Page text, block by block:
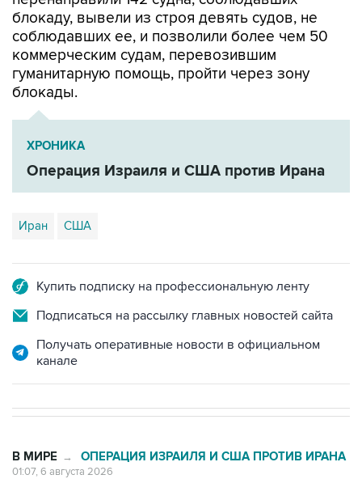
блокаду, вывели из строя девять судов, не
соблюдавших ее, и позволили более чем 50
коммерческим судам, перевозившим
гуманитарную помощь, пройти через зону
блокады.
ХРОНИКА
Операция Израиля и США против Ирана
Иран США
Купить подписку на профессиональную ленту
Подписаться на рассылку главных новостей сайта
Получать оперативные новости в официальном
канале
В МИРЕ → ОПЕРАЦИЯ ИЗРАИЛЯ И США ПРОТИВ ИРАНА
01:07, 6 августа 2026